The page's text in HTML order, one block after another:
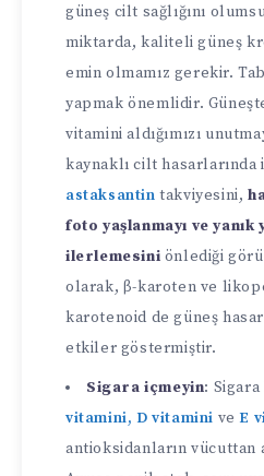
güneş cilt sağlığını
miktarda, kaliteli güneş
emin olmamız gerekir.
yapmak önemlidir.
vitamini aldığımızı
kaynaklı cilt
astaksantintakviyesini,
foto yaşlanmayı ve yanık
ilerlemesini önlediği
olarak, β-karoten ve
karotenoid de güneş
etkiler göstermiştir.
Sigara içmeyin:
vitamini, D vitamini veE
antioksidanların vücuttan